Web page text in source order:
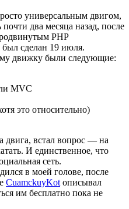
универсальным двигом,
два месяца назад, после
PHP
сделан 19 июля.
движку были следующие:
MVC
это относительно)
двига, встал вопрос — на
И единственное, что
сеть.
в моей голове, после
CuamckuyKot описывал
им бесплатно пока не